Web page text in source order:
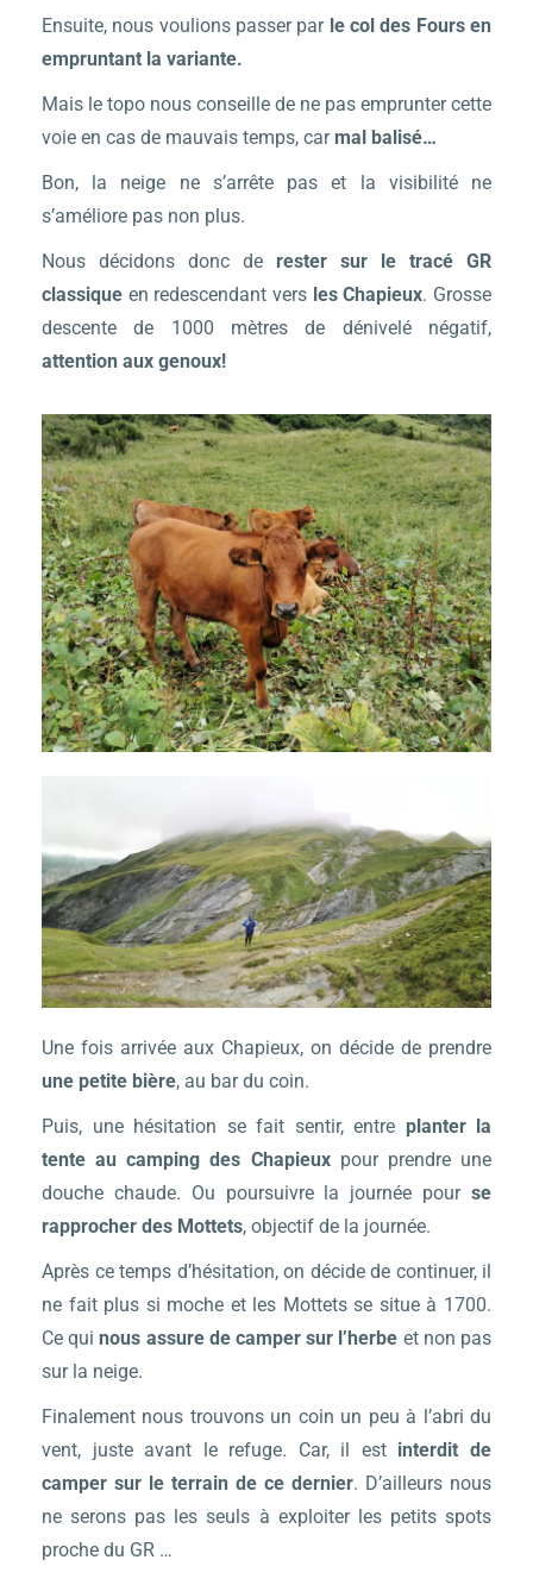
Ensuite, nous voulions passer parle col des Fours en
empruntant la variante.
Mais le topo nous conseille de ne pas emprunter cette
voie en cas de mauvais temps, carmal balisé…
Bon, la neige ne s’arrête pas et la visibilité ne
s’améliore pas non plus.
Nous décidons donc de rester sur le tracé GR
classique en redescendant vers les Chapieux. Grosse
descente de 1000 mètres de dénivelé négatif,
attention aux genoux!
Une fois arrivée aux Chapieux, on décide de prendre
une petite bière, au bar du coin.
Puis, une hésitation se fait sentir, entre planter la
tente au camping des Chapieuxpour prendre une
douche chaude. Ou poursuivre la journée pour se
rapprocher des Mottets, objectif de la journée.
Après ce temps d’hésitation, on décide de continuer, il
ne fait plus si moche et les Mottets se situe à 1700.
Ce qui nous assure de camper sur l’herbe et non pas
sur la neige.
Finalement nous trouvons un coin un peu à l’abri du
vent, juste avant le refuge. Car, il est interdit de
camper sur le terrain de ce dernier. D’ailleurs nous
ne serons pas les seuls à exploiter les petits spots
proche du GR …